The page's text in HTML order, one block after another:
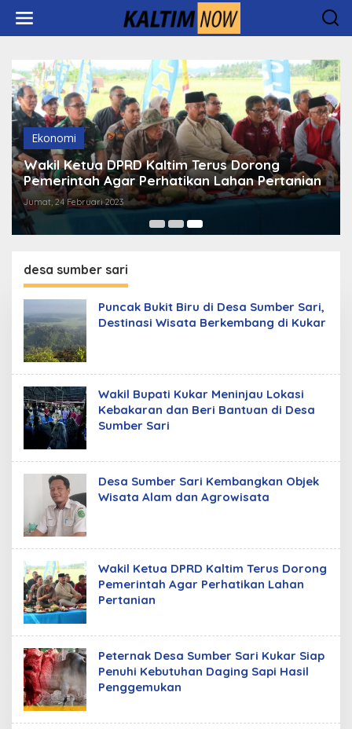
konten
Ekonomi
Wakil Ketua DPRD Kaltim Terus Dorong
Pemerintah Agar Perhatikan Lahan Pertanian
Jumat, 24 Februari 2023
desa sumber sari
Puncak Bukit Biru di Desa Sumber Sari,
Destinasi Wisata Berkembang di Kukar
Wakil Bupati Kukar Meninjau Lokasi
Kebakaran dan Beri Bantuan di Desa
Sumber Sari
Desa Sumber Sari Kembangkan Objek
Wisata Alam dan Agrowisata
Wakil Ketua DPRD Kaltim Terus Dorong
Pemerintah Agar Perhatikan Lahan
Pertanian
Peternak Desa Sumber Sari Kukar Siap
Penuhi Kebutuhan Daging Sapi Hasil
Penggemukan